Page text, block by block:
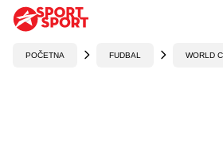
POČETNA FUDBAL